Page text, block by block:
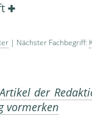
| Nächster Fachbegriff:
der
vormerken